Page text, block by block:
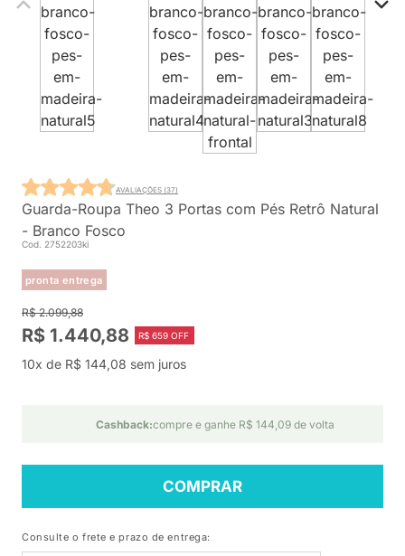
Guarda-Roupa Theo 3 Portas com Pés Retrô Natural
- Branco Fosco
Cod. 2752203ki
pronta entrega
AVALIAÇÕES (37)
R$ 2.099,88
R$ 1.440,88 R$ 659 OFF
10x de R$ 144,08 sem juros
Cashback:compre e ganhe R$ 144,09 de volta
COMPRAR
Consulte o frete e prazo de entrega: